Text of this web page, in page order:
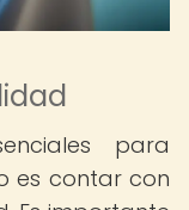
para
es contar con